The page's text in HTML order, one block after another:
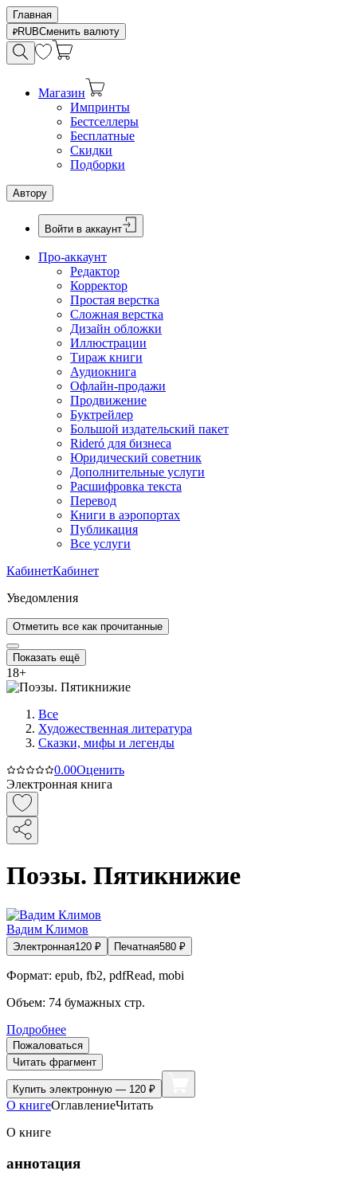
Главная
RUBСменить валюту
Магазин
Импринты
Бестселлеры
Бесплатные
Скидки
Подборки
Автору
Войти в аккаунт
Про-аккаунт
Редактор
Корректор
Простая верстка
Сложная верстка
Дизайн обложки
Иллюстрации
Тираж книги
Аудиокнига
Офлайн-продажи
Продвижение
Буктрейлер
Большой издательский пакет
Rideró для бизнеса
Юридический советник
Дополнительные услуги
Расшифровка текста
Перевод
Книги в аэропортах
Публикация
Все услуги
КабинетКабинет
Уведомления
Отметить все как прочитанные
Показать ещё
18+
Все
Художественная литература
Сказки, мифы и легенды
0.00Оценить
Электронная книга
Поэзы. Пятикнижие
Вадим Климов
Электронная120 ₽ Печатная580 ₽
Формат: epub, fb2, pdfRead, mobi
Объем: 74 бумажных стр.
Подробнее
Пожаловаться
Читать фрагмент
Купить электронную — 120 ₽
О книгеОглавлениеЧитать
О книге
аннотация